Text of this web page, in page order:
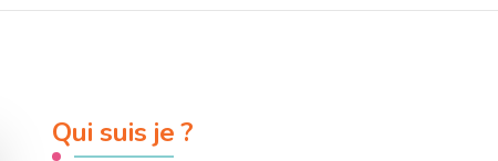
Qui suis je ?